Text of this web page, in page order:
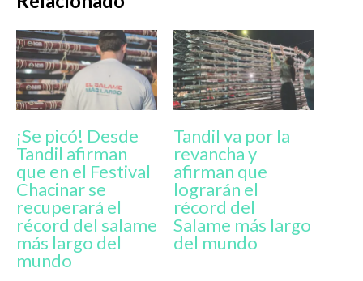
¡Se picó! Desde
Tandil afirman
que en el Festival
Chacinar se
recuperará el
récord del salame
más largo del
mundo
Tandil va por la
revancha y
afirman que
lograrán el
récord del
Salame más largo
del mundo